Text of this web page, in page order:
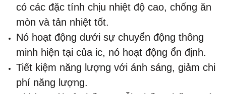
có các đặc tính chịu nhiệt độ cao, chống ăn
mòn và tản nhiệt tốt.
Nó hoạt động dưới sự chuyển động thông
minh hiện tại của ic, nó hoạt động ổn định.
Tiết kiệm năng lượng với ánh sáng, giảm chi
phí năng lượng.